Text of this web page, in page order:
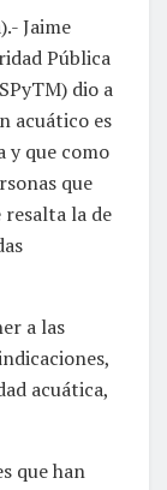
Jaime
Pública
dio a
acuático es
y que como
que
resalta la de
a las
acuática,
que han